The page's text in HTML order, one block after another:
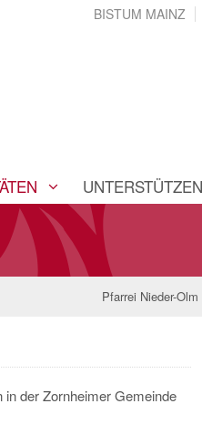
BISTUM MAINZ
Pfarrei Nieder-Olm
der Zornheimer Gemeinde